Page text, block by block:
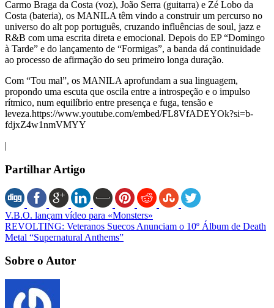
Carmo Braga da Costa (voz), João Serra (guitarra) e Zé Lobo da
Costa (bateria), os MANILA têm vindo a construir um percurso no
universo do alt pop português, cruzando influências de soul, jazz e
R&B com uma escrita direta e emocional. Depois do EP “Domingo
à Tarde” e do lançamento de “Formigas”, a banda dá continuidade
ao processo de afirmação do seu primeiro longa duração.
Com “Tou mal”, os MANILA aprofundam a sua linguagem,
propondo uma escuta que oscila entre a introspeção e o impulso
rítmico, num equilíbrio entre presença e fuga, tensão e
leveza.https://www.youtube.com/embed/FL8VfADEYOk?si=b-
fdjxZ4w1nmVMYY
|
Partilhar Artigo
V.B.O. lançam vídeo para «Monsters»
REVOLTING: Veteranos Suecos Anunciam o 10º Álbum de Death
Metal “Supernatural Anthems”
Sobre o Autor